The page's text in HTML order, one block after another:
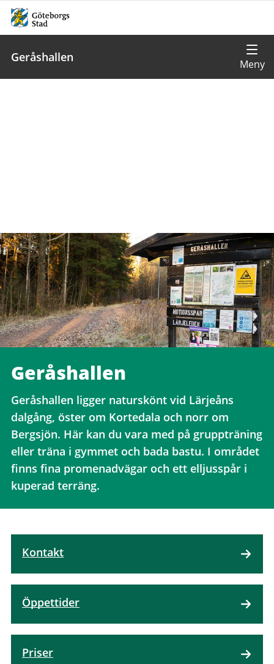
Geråshallen
Geråshallen
Geråshallen ligger naturskönt vid Lärjeåns
dalgång, öster om Kortedala och norr om
Bergsjön. Här kan du vara med på gruppträning
eller träna i gymmet och bada bastu. I området
finns fina promenadvägar och ett elljusspår i
kuperad terräng.
Kontakt
Öppettider
Priser